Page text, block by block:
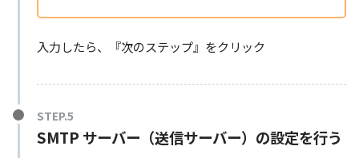
入力したら、『次のステップ』をクリック
SMTP サーバー （送信サーバー）の設定を行う